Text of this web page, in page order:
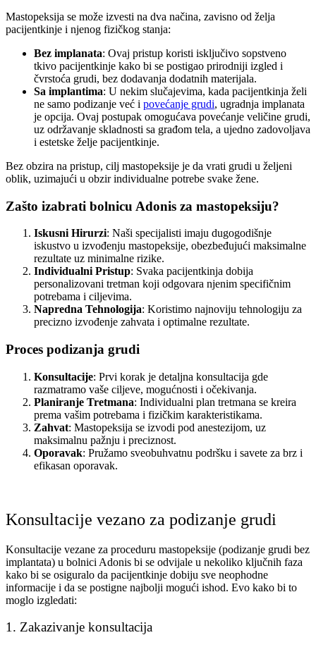
Mastopeksija se može izvesti na dva načina, zavisno od želja
pacijentkinje i njenog fizičkog stanja:
Bez implanata: Ovaj pristup koristi isključivo sopstveno
tkivo pacijentkinje kako bi se postigao prirodniji izgled i
čvrstoća grudi, bez dodavanja dodatnih materijala.
Sa implantima: U nekim slučajevima, kada pacijentkinja želi
ne samo podizanje već i povećanje grudi, ugradnja implanata
je opcija. Ovaj postupak omogućava povećanje veličine grudi,
uz održavanje skladnosti sa građom tela, a ujedno zadovoljava
i estetske želje pacijentkinje.
Bez obzira na pristup, cilj mastopeksije je da vrati grudi u željeni
oblik, uzimajući u obzir individualne potrebe svake žene.
Zašto izabrati bolnicu Adonis za mastopeksiju?
Iskusni Hirurzi: Naši specijalisti imaju dugogodišnje
iskustvo u izvođenju mastopeksije, obezbeđujući maksimalne
rezultate uz minimalne rizike.
Individualni Pristup: Svaka pacijentkinja dobija
personalizovani tretman koji odgovara njenim specifičnim
potrebama i ciljevima.
Napredna Tehnologija: Koristimo najnoviju tehnologiju za
precizno izvođenje zahvata i optimalne rezultate.
Proces podizanja grudi
Konsultacije: Prvi korak je detaljna konsultacija gde
razmatramo vaše ciljeve, mogućnosti i očekivanja.
Planiranje Tretmana: Individualni plan tretmana se kreira
prema vašim potrebama i fizičkim karakteristikama.
Zahvat: Mastopeksija se izvodi pod anestezijom, uz
maksimalnu pažnju i preciznost.
Oporavak: Pružamo sveobuhvatnu podršku i savete za brz i
efikasan oporavak.
Konsultacije vezano za podizanje grudi
Konsultacije vezane za proceduru mastopeksije (podizanje grudi bez
implantata) u bolnici Adonis bi se odvijale u nekoliko ključnih faza
kako bi se osiguralo da pacijentkinje dobiju sve neophodne
informacije i da se postigne najbolji mogući ishod. Evo kako bi to
moglo izgledati:
1. Zakazivanje konsultacija